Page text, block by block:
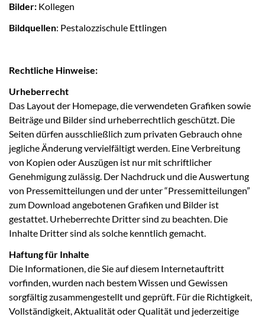
Bilder: Kollegen
Bildquellen: Pestalozzischule Ettlingen
Rechtliche Hinweise:
Urheberrecht
Das Layout der Homepage, die verwendeten Grafiken sowie
Beiträge und Bilder sind urheberrechtlich geschützt. Die
Seiten dürfen ausschließlich zum privaten Gebrauch ohne
jegliche Änderung vervielfältigt werden. Eine Verbreitung
von Kopien oder Auszügen ist nur mit schriftlicher
Genehmigung zulässig. Der Nachdruck und die Auswertung
von Pressemitteilungen und der unter “Pressemitteilungen”
zum Download angebotenen Grafiken und Bilder ist
gestattet. Urheberrechte Dritter sind zu beachten. Die
Inhalte Dritter sind als solche kenntlich gemacht.
Haftung für Inhalte
Die Informationen, die Sie auf diesem Internetauftritt
vorfinden, wurden nach bestem Wissen und Gewissen
sorgfältig zusammengestellt und geprüft. Für die Richtigkeit,
Vollständigkeit, Aktualität oder Qualität und jederzeitige